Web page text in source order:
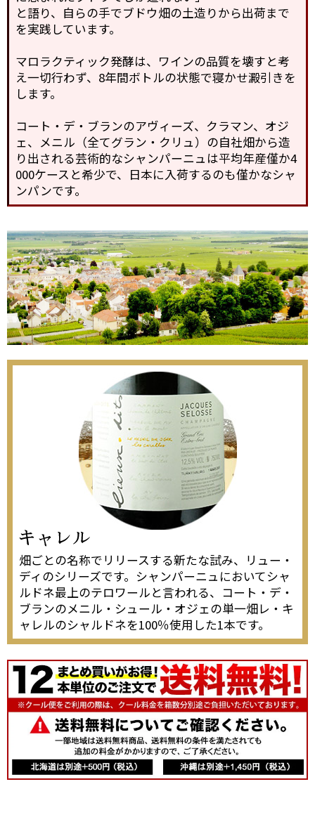
と語り、自らの手でブドウ畑の土造りから出荷まで
を実践しています。
マロラクティック発酵は、ワインの品質を壊すと考
え一切行わず、8年間ボトルの状態で寝かせ澱引きを
します。
コート・デ・ブランのアヴィーズ、クラマン、オジ
ェ、メニル（全てグラン・クリュ）の自社畑から造
り出される芸術的なシャンパーニュは平均年産僅か4
000ケースと希少で、日本に入荷するのも僅かなシャ
ンパンです。
畑ごとの名称でリリースする新たな試み、リュー・
ディのシリーズです。シャンパーニュにおいてシャ
ルドネ最上のテロワールと言われる、コート・デ・
ブランのメニル・シュール・オジェの単一畑レ・キ
ャレルのシャルドネを100％使用した1本です。